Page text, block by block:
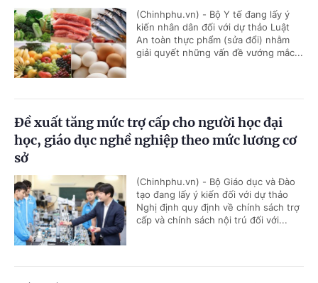
(Chinhphu.vn) - Bộ Y tế đang lấy ý
kiến nhân dân đối với dự thảo Luật
An toàn thực phẩm (sửa đổi) nhằm
giải quyết những vấn đề vướng mắc...
Đề xuất tăng mức trợ cấp cho người học đại
học, giáo dục nghề nghiệp theo mức lương cơ
sở
(Chinhphu.vn) - Bộ Giáo dục và Đào
tạo đang lấy ý kiến đối với dự thảo
Nghị định quy định về chính sách trợ
cấp và chính sách nội trú đối với...